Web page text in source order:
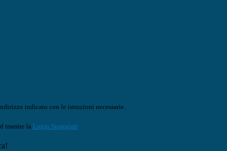
indicato con le istruzioni necessarie.
tramite la Login Spaggiari